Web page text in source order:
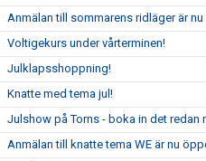
Anmälan till sommarens ridläger är
Voltigekurs under vårterminen!
Julklapsshoppning!
Knatte med tema jul!
Julshow på Torns - boka in det redan
Anmälan till knatte tema WE är nu